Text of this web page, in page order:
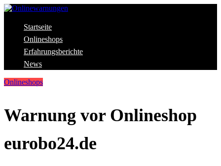
Skip
content
Onlinewarnungen
Aktuelle Warnungen vor Gefahren im Internet
Startseite
Onlineshops
Erfahrungsberichte
News
Onlineshops
Warnung vor Onlineshop
eurobo24.de